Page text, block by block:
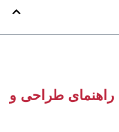
طراحی و